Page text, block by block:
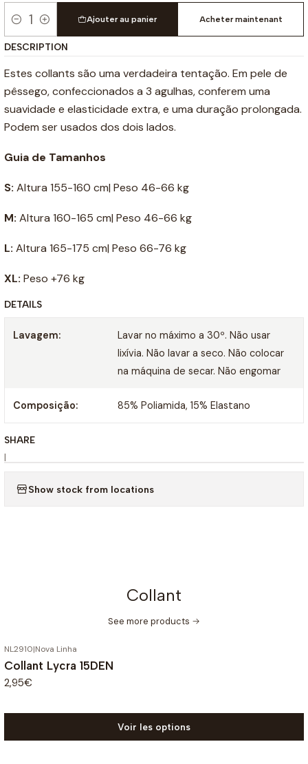
Quantité
Ajouter au panier Acheter maintenant
DESCRIPTION
Estes collants são uma verdadeira tentação. Em pele de
pêssego, confeccionados a 3 agulhas, conferem uma
suavidade e elasticidade extra, e uma duração prolongada.
Podem ser usados dos dois lados.
Guia de Tamanhos
S: Altura 155-160 cm| Peso 46-66 kg
M: Altura 160-165 cm| Peso 46-66 kg
L: Altura 165-175 cm| Peso 66-76 kg
XL: Peso +76 kg
DETAILS
Lavagem:
Lavar no máximo a 30º. Não usar
lixívia. Não lavar a seco. Não colocar
na máquina de secar. Não engomar
Composição: 85% Poliamida, 15% Elastano
SHARE
|
Show stock from locations
Collant
See more products
NL2910|Nova Linha
Collant Lycra 15DEN
2,95€
Voir les options